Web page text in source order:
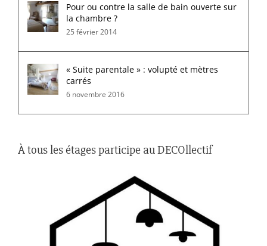
Pour ou contre la salle de bain ouverte sur
la chambre ?
25 février 2014
« Suite parentale » : volupté et mètres
carrés
6 novembre 2016
À tous les étages participe au DECOllectif